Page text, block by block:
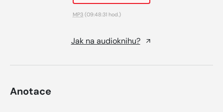
MP3 (09:48:31 hod.)
Jak na audioknihu?
Anotace